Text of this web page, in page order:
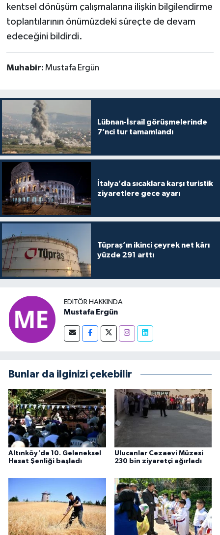
kentsel dönüşüm çalışmalarına ilişkin bilgilendirme
toplantılarının önümüzdeki süreçte de devam
edeceğini bildirdi.
Muhabir: Mustafa Ergün
Lübnan-İsrail görüşmelerinde
7’nci tur tamamlandı
İtalya’da sıcaklara karşı turistik
ziyaretlere gece ayarı
Tüpraş’ın ikinci çeyrek net kârı
yüzde 291 arttı
EDITÖR HAKKINDA
Mustafa Ergün
Bunlar da ilginizi çekebilir
Altınköy'de 10. Geleneksel
Hasat Şenliği başladı
Ulucanlar Cezaevi Müzesi
230 bin ziyaretçi ağırladı